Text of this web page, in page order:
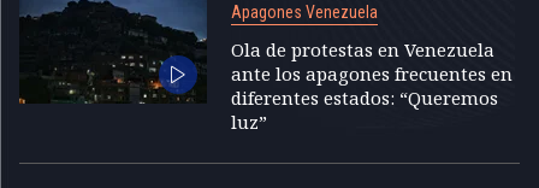
Apagones Venezuela
Ola de protestas en Venezuela
ante los apagones frecuentes en
diferentes estados: “Queremos
luz”